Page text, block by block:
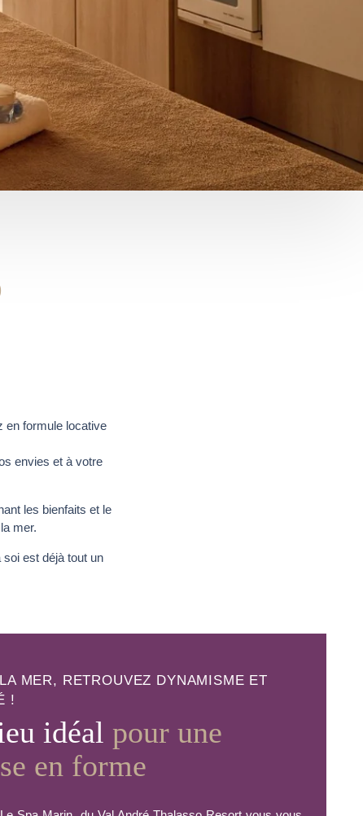
en formule locative
envies et à votre
les bienfaits et le
mer.
est déjà tout un
MER, RETROUVEZ DYNAMISME ET
!
idéal pour une
en forme